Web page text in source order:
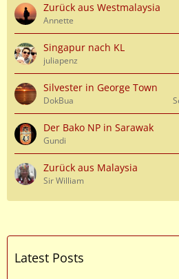
Zurück aus Westmalaysia
Annette
Singapur nach KL
juliapenz
Silvester in George Town
DokBua
Der Bako NP in Sarawak
Gundi
Zurück aus Malaysia
Sir William
Latest Posts